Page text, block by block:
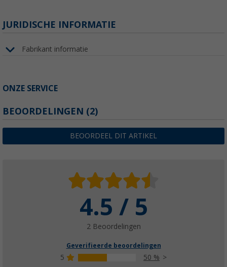
JURIDISCHE INFORMATIE
Fabrikant informatie
ONZE SERVICE
BEOORDELINGEN (2)
BEOORDEEL DIT ARTIKEL
4.5 / 5
2 Beoordelingen
Geverifieerde beoordelingen
5
50 %